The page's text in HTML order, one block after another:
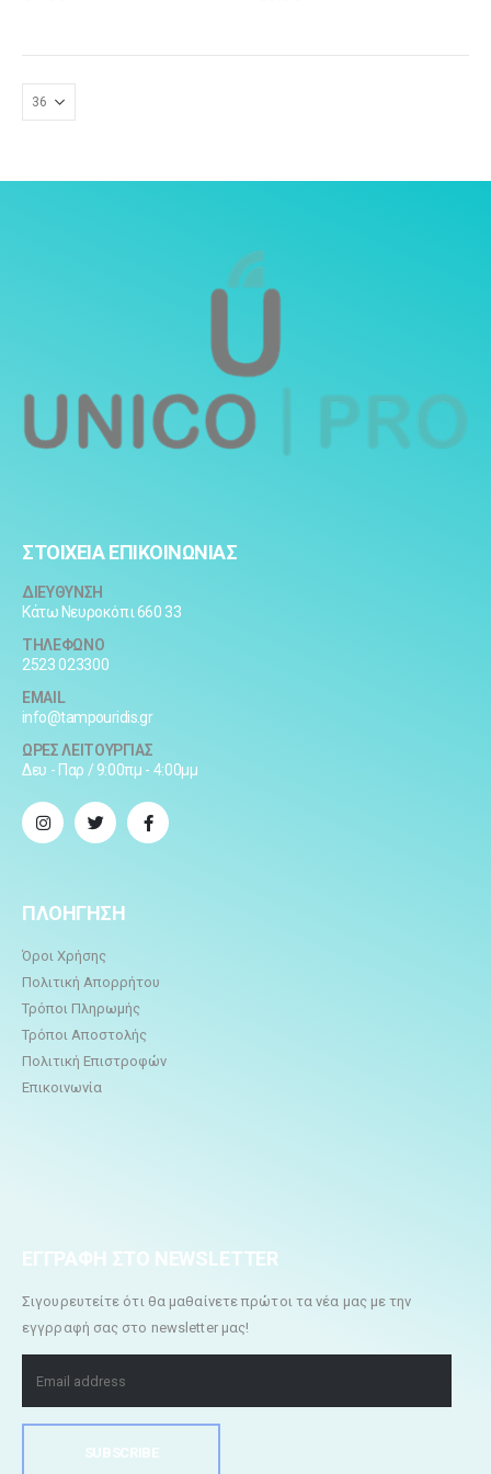
ΣΤΟΙΧΕΙΑ ΕΠΙΚΟΙΝΩΝΙΑΣ
ΔΙΕΥΘΥΝΣΗ
Κάτω Νευροκόπι 660 33
ΤΗΛΕΦΩΝΟ
2523 023300
EMAIL
info@tampouridis.gr
ΩΡΕΣ ΛΕΙΤΟΥΡΓΙΑΣ
Δευ - Παρ / 9:00πμ - 4:00μμ
ΠΛΟΗΓΗΣΗ
Όροι Χρήσης
Πολιτική Απορρήτου
Τρόποι Πληρωμής
Τρόποι Αποστολής
Πολιτική Επιστροφών
Επικοινωνία
ΕΓΓΡΑΦΗ ΣΤΟ NEWSLETTER
Σιγουρευτείτε ότι θα μαθαίνετε πρώτοι τα νέα μας με την
εγγρραφή σας στο newsletter μας!